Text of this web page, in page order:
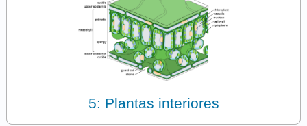
5: Plantas interiores